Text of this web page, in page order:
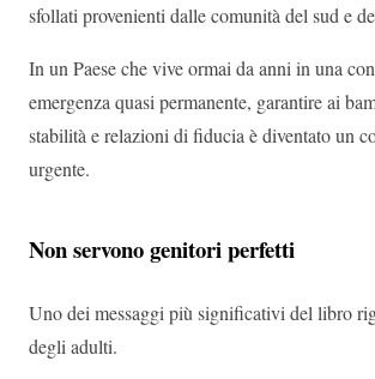
sfollati provenienti dalle comunità del sud e
In un Paese che vive ormai da anni in una
emergenza quasi permanente, garantire ai
stabilità e relazioni di fiducia è diventato un
urgente.
Non servono genitori perfetti
Uno dei messaggi più significativi del libro
degli adulti.